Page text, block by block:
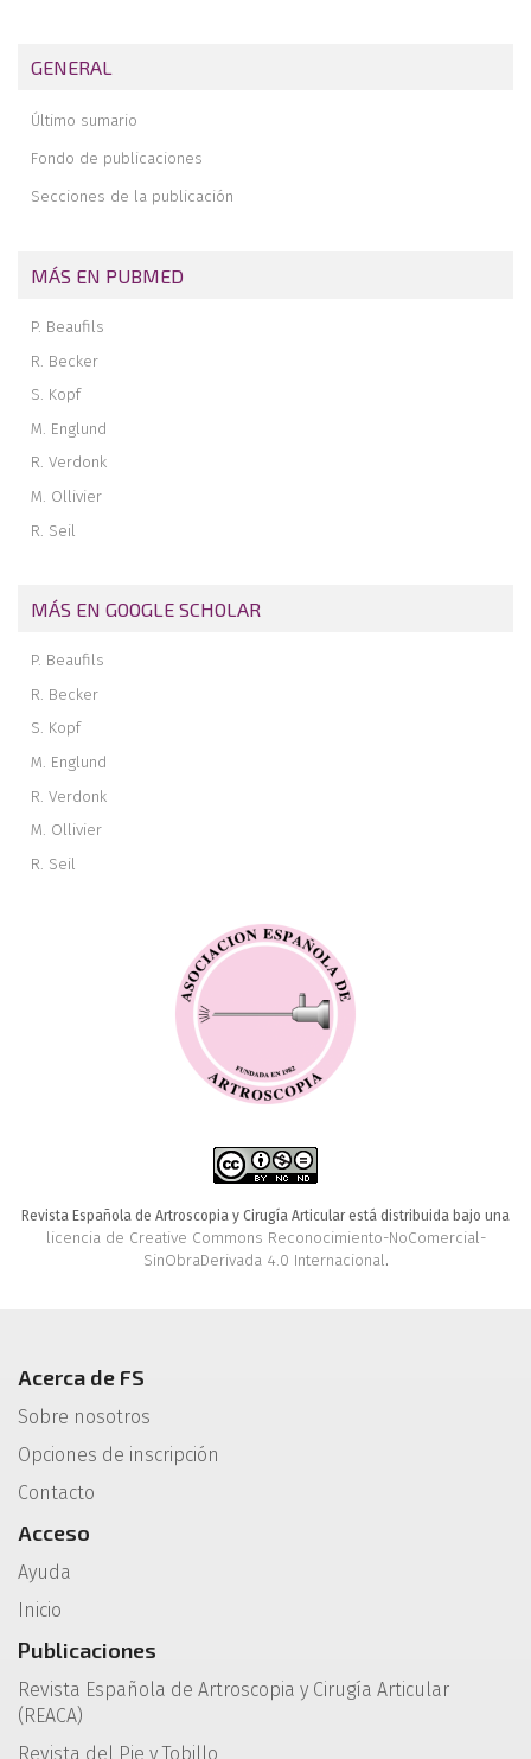
Rotura parcial del tendón supraespinoso
Comentario editorial sobre el manejo de la lesión de menisco
degenerativa. Consenso europeo
GENERAL
Último sumario
Fondo de publicaciones
Secciones de la publicación
MÁS EN PUBMED
P. Beaufils
R. Becker
S. Kopf
M. Englund
R. Verdonk
M. Ollivier
R. Seil
MÁS EN GOOGLE SCHOLAR
P. Beaufils
R. Becker
S. Kopf
M. Englund
R. Verdonk
M. Ollivier
R. Seil
Revista Española de Artroscopia y Cirugía Articular está distribuida bajo una
licencia de Creative Commons Reconocimiento-NoComercial-
SinObraDerivada 4.0 Internacional.
Acerca de FS
Sobre nosotros
Opciones de inscripción
Contacto
Acceso
Ayuda
Inicio
Publicaciones
Revista Española de Artroscopia y Cirugía Articular
(REACA)
Revista del Pie y Tobillo